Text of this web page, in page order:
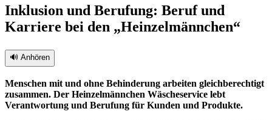
Inklusion und Berufung: Beruf und
Karriere bei den „Heinzelmännchen“
🔊 Anhören
Menschen mit und ohne Behinderung arbeiten gleichberechtigt
zusammen. Der Heinzelmännchen Wäscheservice lebt
Verantwortung und Berufung für Kunden und Produkte.